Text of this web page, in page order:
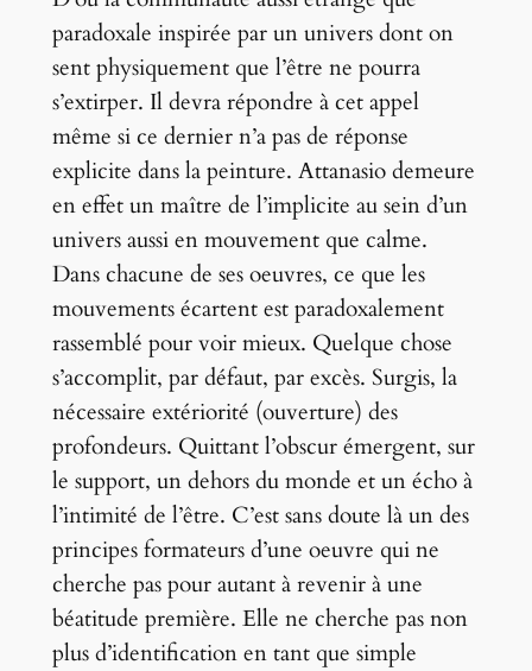
paradoxale inspirée par un univers dont on
sent physiquement que l’être ne pourra
s’extirper. Il devra répondre à cet appel
même si ce dernier n’a pas de réponse
explicite dans la peinture. Attanasio demeure
en effet un maître de l’implicite au sein d’un
univers aussi en mouvement que calme.
Dans chacune de ses oeuvres, ce que les
mouvements écartent est paradoxalement
rassemblé pour voir mieux. Quelque chose
s’accomplit, par défaut, par excès. Surgis, la
nécessaire extériorité (ouverture) des
profondeurs. Quittant l’obscur émergent, sur
le support, un dehors du monde et un écho à
l’intimité de l’être. C’est sans doute là un des
principes formateurs d’une oeuvre qui ne
cherche pas pour autant à revenir à une
béatitude première. Elle ne cherche pas non
plus d’identification en tant que simple